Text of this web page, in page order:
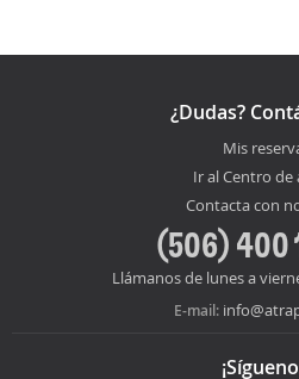
¿Dudas?
Mis
Ir al Centro de
Contacta con
(506) 400
Llámanos de lunes a
E-mail: